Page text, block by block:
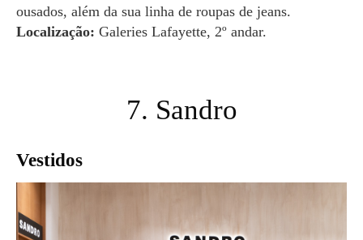
ousados, além da sua linha de roupas de jeans.
Localização: Galeries Lafayette, 2º andar.
7. Sandro
Vestidos